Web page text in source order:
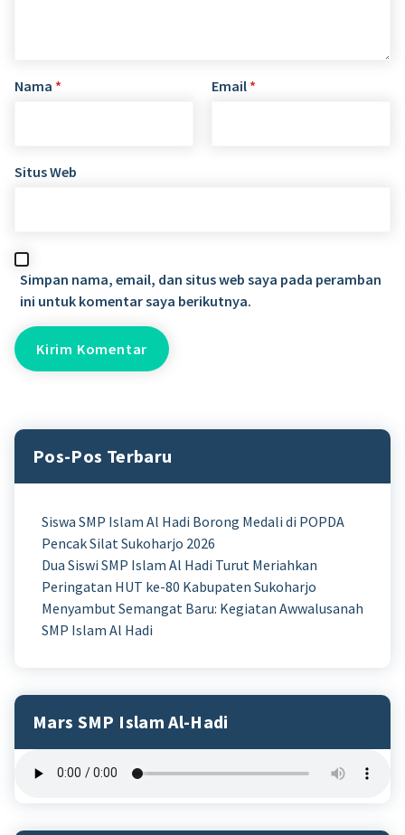
Nama * Email *
Situs Web
Simpan nama, email, dan situs web saya pada peramban
ini untuk komentar saya berikutnya.
Pos-Pos Terbaru
Siswa SMP Islam Al Hadi Borong Medali di POPDA
Pencak Silat Sukoharjo 2026
Dua Siswi SMP Islam Al Hadi Turut Meriahkan
Peringatan HUT ke-80 Kabupaten Sukoharjo
Menyambut Semangat Baru: Kegiatan Awwalusanah
SMP Islam Al Hadi
Mars SMP Islam Al-Hadi